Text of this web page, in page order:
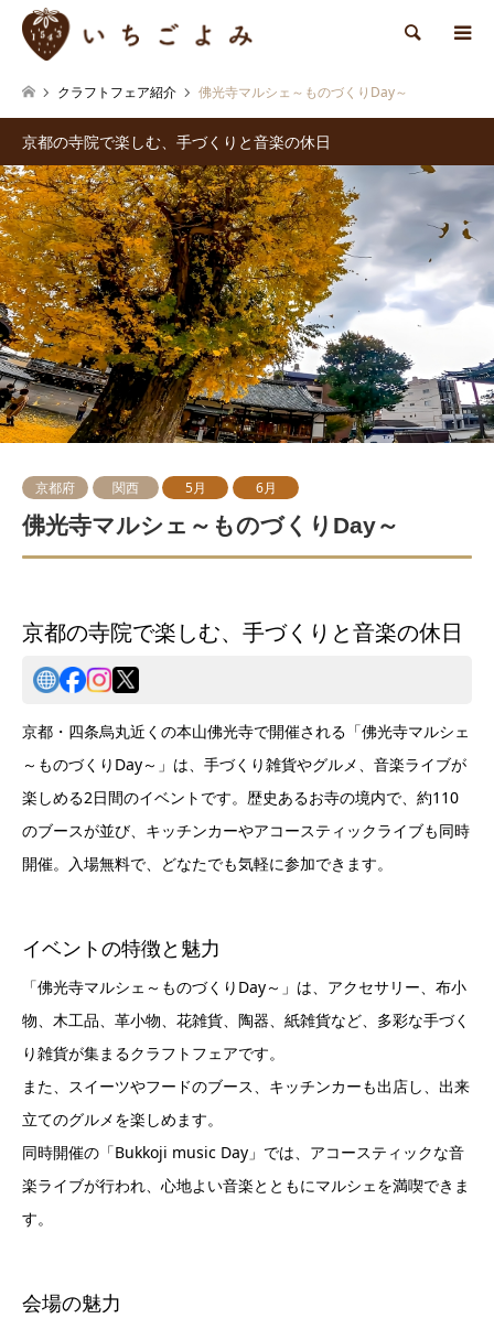
検索
クラフトフェア紹介 佛光寺マルシェ～ものづくりDay～
京都の寺院で楽しむ、手づくりと音楽の休日
京都府 関西 5月 6月
佛光寺マルシェ～ものづくりDay～
京都の寺院で楽しむ、手づくりと音楽の休日
京都・四条烏丸近くの本山佛光寺で開催される「佛光寺マルシェ
～ものづくりDay～」は、手づくり雑貨やグルメ、音楽ライブが
楽しめる2日間のイベントです。歴史あるお寺の境内で、約110
のブースが並び、キッチンカーやアコースティックライブも同時
開催。入場無料で、どなたでも気軽に参加できます。
イベントの特徴と魅力
「佛光寺マルシェ～ものづくりDay～」は、アクセサリー、布小
物、木工品、革小物、花雑貨、陶器、紙雑貨など、多彩な手づく
り雑貨が集まるクラフトフェアです。
また、スイーツやフードのブース、キッチンカーも出店し、出来
立てのグルメを楽しめます。
同時開催の「Bukkoji music Day」では、アコースティックな音
楽ライブが行われ、心地よい音楽とともにマルシェを満喫できま
す。
会場の魅力